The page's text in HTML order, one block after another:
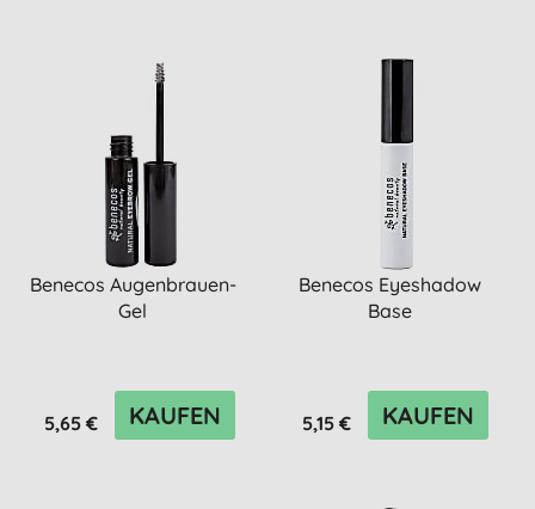
Benecos Augenbrauen-
Gel
5,65 € KAUFEN
Benecos Eyeshadow
Base
5,15 € KAUFEN